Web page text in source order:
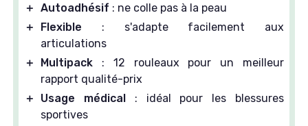
＋ Autoadhésif : ne colle pas à la peau
＋
Flexible : s'adapte facilement aux
articulations
＋
Multipack : 12 rouleaux pour un meilleur
rapport qualité-prix
＋
Usage médical: idéal pour les blessures
sportives